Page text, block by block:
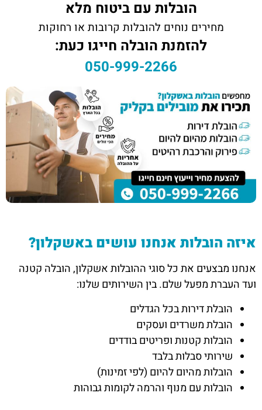
הובלות עם ביטוח מלא
מחירים נוחים להובלות קרובות או רחוקות
להזמנת הובלה חייגו כעת:
050-999-2266
איזה הובלות אנחנו עושים באשקלון?
אנחנו מבצעים את כל סוגי ההובלות אשקלון, הובלה קטנה
ועד העברת מפעל שלם. בין השירותים שלנו:
הובלת דירות בכל הגדלים
הובלת משרדים ועסקים
הובלות קטנות ופריטים בודדים
שירותי סבלות בלבד
הובלות מהיום להיום (לפי זמינות)
הובלות עם מנוף והרמה לקומות גבוהות